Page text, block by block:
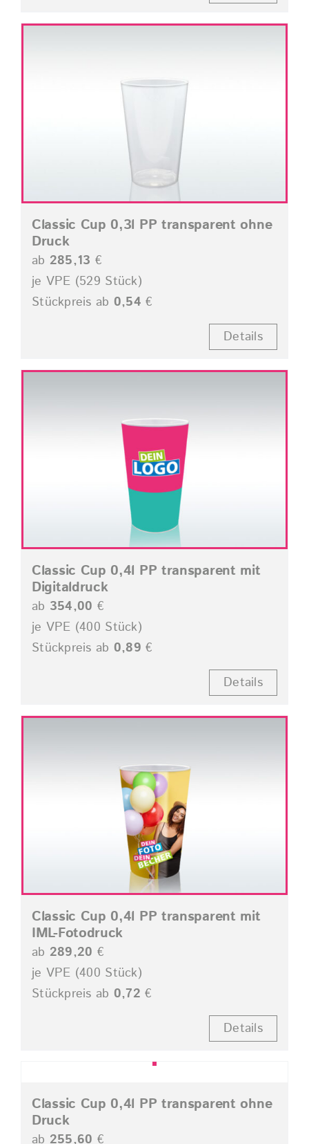
Classic Cup 0,3l PP transparent ohne
Druck
ab 285,13 €
je VPE (529 Stück)
Stückpreis ab 0,54 €
Details
Classic Cup 0,4l PP transparent mit
Digitaldruck
ab 354,00 €
je VPE (400 Stück)
Stückpreis ab 0,89 €
Details
Classic Cup 0,4l PP transparent mit
IML-Fotodruck
ab 289,20 €
je VPE (400 Stück)
Stückpreis ab 0,72 €
Details
Classic Cup 0,4l PP transparent ohne
Druck
ab 255,60 €